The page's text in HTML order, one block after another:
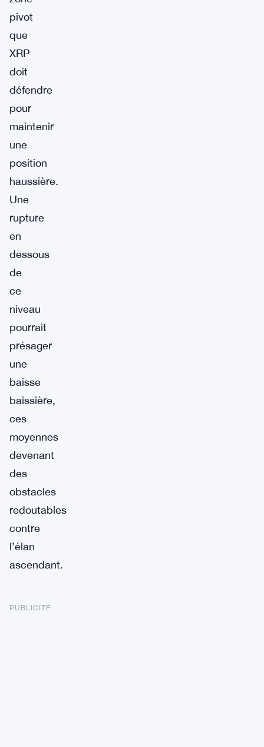
pivot
que
XRP
doit
défendre
pour
maintenir
une
position
haussière.
Une
rupture
en
dessous
de
ce
niveau
pourrait
présager
une
baisse
baissière,
ces
moyennes
devenant
des
obstacles
redoutables
contre
l’élan
ascendant.
PUBLICITÉ